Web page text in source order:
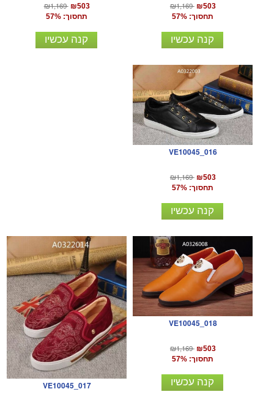
₪1,169 ₪503
תחסוך: 57%
קנה עכשיו
₪1,169 ₪503
תחסוך: 57%
קנה עכשיו
VE10045_016
₪1,169 ₪503
תחסוך: 57%
קנה עכשיו
VE10045_017
VE10045_018
₪1,169 ₪503
תחסוך: 57%
קנה עכשיו